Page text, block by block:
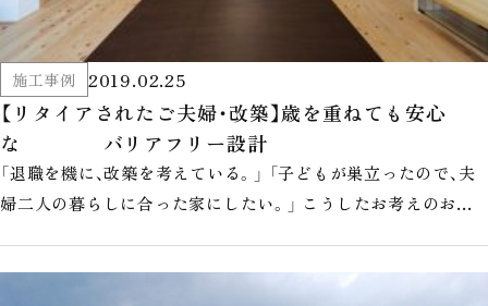
施工事例 2019.02.25
【リタイアされたご夫婦・改築】歳を重ねても安心
な バリアフリー設計
「退職を機に、改築を考えている。」 「子どもが巣立ったので、夫
婦二人の暮らしに合った家にしたい。」 こうしたお考えのお客